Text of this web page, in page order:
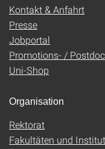
Kontakt & Anfahrt
Presse
Jobportal
Promotions- /
Uni-Shop
Organisation
Rektorat
Fakultäten und